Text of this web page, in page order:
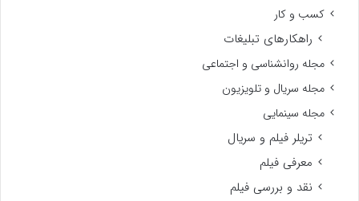
کسب و کار
راهکارهای تبلیغات
مجله روانشناسی و اجتماعی
مجله سریال و تلویزیون
مجله سینمایی
تریلر فیلم و سریال
معرفی فیلم
نقد و بررسی فیلم